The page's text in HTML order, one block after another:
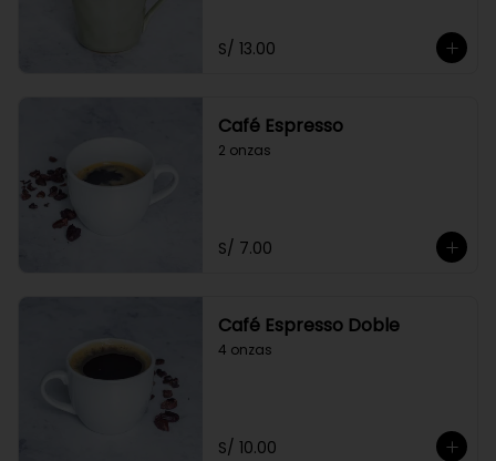
S/ 13.00
Café Espresso
2 onzas
S/ 7.00
Café Espresso Doble
4 onzas
S/ 10.00